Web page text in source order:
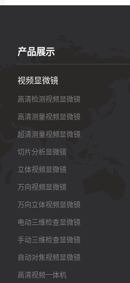
产品展示
视频显微镜
高清检测视频显微镜
高清测量视频显微镜
超清测量视频显微镜
切片分析显微镜
立体视频显微镜
万向视频显微镜
万向立体视频显微镜
电动三维检查显微镜
手动三维检查显微镜
自动对焦视频显微镜
高清视频一体机